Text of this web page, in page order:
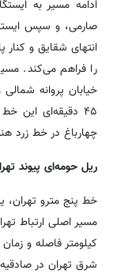
صارمی، و سپس
انتهای شقایق و
را فراهم می‌کند.
خیابان پروانه
۴۵ دقیقه‌ای این
چهارباغ در خط زرد
ریل حومه‌ای پیوند
خط پنج مترو تهران،
شرق تهران در